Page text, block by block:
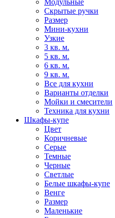
Модульные
Скрытые ручки
Размер
Мини-кухни
Узкие
3 кв. м.
5 кв. м.
6 кв. м.
9 кв. м.
Все для кухни
Варианты отделки
Мойки и смесители
Техника для кухни
Шкафы-купе
Цвет
Коричневые
Серые
Темные
Черные
Светлые
Белые шкафы-купе
Венге
Размер
Маленькие